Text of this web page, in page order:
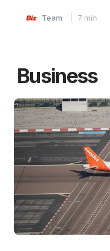
Team 7 min
Business